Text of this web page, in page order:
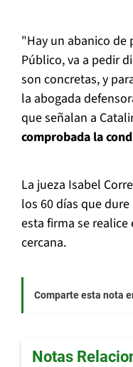
"Hay un abanico de
Público, va a pedir
son concretas, y
la abogada
que señalan a
comprobada la
La jueza Isabel
los 60 días que
esta firma se
cercana.
Comparte esta nota
Notas